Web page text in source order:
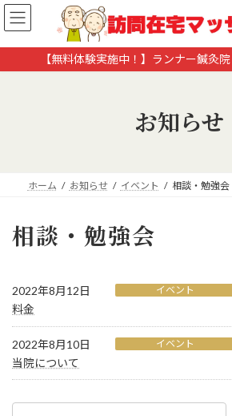
コ
ン
ツ
ナ
ビ
シ
【無料体験実施中！】ランナー鍼灸院
お知らせ
ホーム お知らせ イベント 相談・勉強会
相談・勉強会
2022年8月12日 イベント
料金
2022年8月10日 イベント
当院について